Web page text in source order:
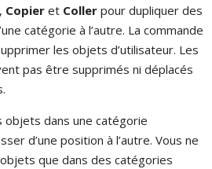
, Copier et Coller pour dupliquer des
catégorie à l’autre. La commande
les objets d’utilisateur. Les
pas être supprimés ni déplacés
objets dans une catégorie
d’une position à l’autre. Vous ne
que dans des catégories